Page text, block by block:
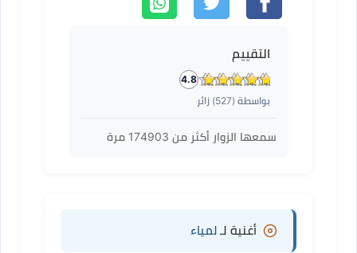
التقييم
4.8
بواسطة (527) زائر
سمعها الزوار أكثر من 174903 مرة
أغنية لـ لمياء